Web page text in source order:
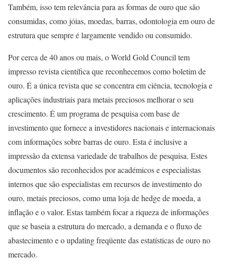
Também, isso tem relevância para as formas de ouro que são
consumidas, como jóias, moedas, barras, odontologia em ouro de
estrutura que sempre é largamente vendido ou consumido.
Por cerca de 40 anos ou mais, o World Gold Council tem
impresso revista científica que reconhecemos como boletim de
ouro. É a única revista que se concentra em ciência, tecnologia e
aplicações industriais para metais preciosos melhorar o seu
crescimento. É um programa de pesquisa com base de
investimento que fornece a investidores nacionais e internacionais
com informações sobre barras de ouro. Esta é inclusive a
impressão da extensa variedade de trabalhos de pesquisa. Estes
documentos são reconhecidos por académicos e especialistas
internos que são especialistas em recursos de investimento do
ouro, metais preciosos, como uma loja de hedge de moeda, a
inflação e o valor. Estas também focar a riqueza de informações
que se baseia a estrutura do mercado, a demanda e o fluxo de
abastecimento e o updating freqüente das estatísticas de ouro no
mercado.